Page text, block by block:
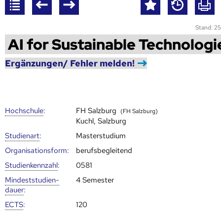
Stand:
AI for Sustainable
Ergänzungen/ Fehler melden!
Hoch­schule: FH Salzburg (FH Salzburg)
Kuchl, Salzburg
Studienart:
Masterstudium
Organisationsform:
berufsbegleitend
Studien­kenn­zahl:
0581
Mindest­studien­
dauer:
4 Semester
ECTS:
120